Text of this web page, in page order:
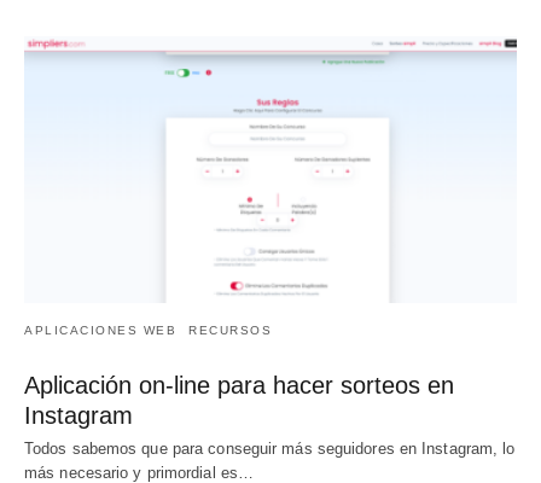
APLICACIONES WEB RECURSOS
Aplicación on-line para hacer sorteos en
Instagram
Todos sabemos que para conseguir más seguidores en Instagram, lo
más necesario y primordial es…